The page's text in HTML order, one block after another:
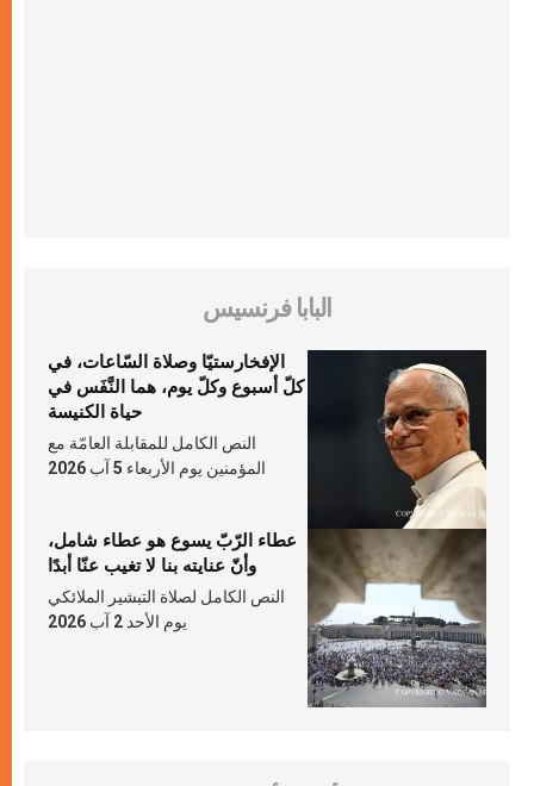
البابا فرنسيس
الإفخارستيّا وصلاة السّاعات، في
كلّ أسبوع وكلّ يوم، هما النَّفَس في
حياة الكنيسة
النص الكامل للمقابلة العامّة مع
المؤمنين يوم الأربعاء 5 آب 2026
عطاء الرّبّ يسوع هو عطاء شامل،
وأنّ عنايته بنا لا تغيب عنّا أبدًا
النص الكامل لصلاة التبشير الملائكي
يوم الأحد 2 آب 2026